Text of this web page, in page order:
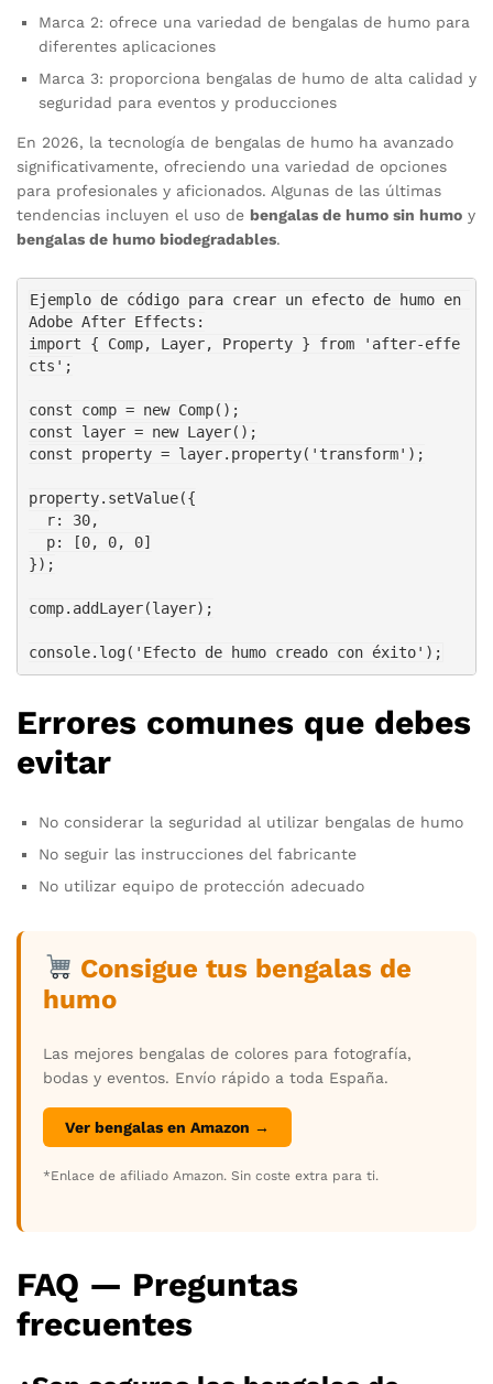
Marca 2: ofrece una variedad de bengalas de humo para
diferentes aplicaciones
Marca 3: proporciona bengalas de humo de alta calidad y
seguridad para eventos y producciones
En 2026, la tecnología de bengalas de humo ha avanzado
significativamente, ofreciendo una variedad de opciones
para profesionales y aficionados. Algunas de las últimas
tendencias incluyen el uso de bengalas de humo sin humo y
bengalas de humo biodegradables.
Ejemplo de código para crear un efecto de humo en
Adobe After Effects:
import { Comp, Layer, Property } from 'after-effe
cts';
const comp = new Comp();
const layer = new Layer();
const property = layer.property('transform');
property.setValue({
});
comp.addLayer(layer);
Errores comunes que debes
evitar
No considerar la seguridad al utilizar bengalas de humo
No seguir las instrucciones del fabricante
No utilizar equipo de protección adecuado
Consigue tus bengalas de
humo
Las mejores bengalas de colores para fotografía,
bodas y eventos. Envío rápido a toda España.
Ver bengalas en Amazon →
*Enlace de afiliado Amazon. Sin coste extra para ti.
FAQ — Preguntas
frecuentes